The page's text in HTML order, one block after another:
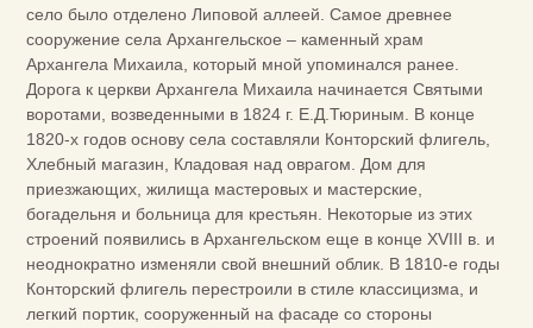
село было отделено Липовой аллеей. Самое древнее
сооружение села Архангельское – каменный храм
Архангела Михаила, который мной упоминался ранее.
Дорога к церкви Архангела Михаила начинается Святыми
воротами, возведенными в 1824 г. Е.Д.Тюриным. В конце
1820-х годов основу села составляли Конторский флигель,
Хлебный магазин, Кладовая над оврагом. Дом для
приезжающих, жилища мастеровых и мастерские,
богадельня и больница для крестьян. Некоторые из этих
строений появились в Архангельском еще в конце XVIII в. и
неоднократно изменяли свой внешний облик. В 1810-е годы
Конторский флигель перестроили в стиле классицизма, и
легкий портик, сооруженный на фасаде со стороны